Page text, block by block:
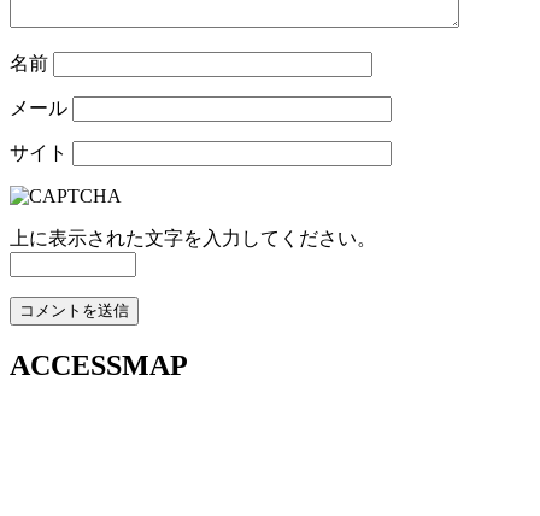
名前
メール
サイト
上に表示された文字を入力してください。
ACCESSMAP